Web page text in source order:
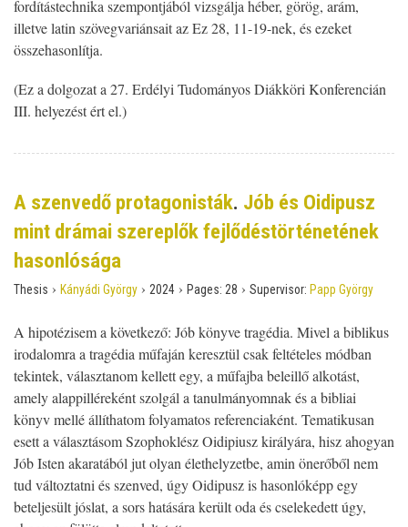
fordítástechnika szempontjából vizsgálja héber, görög, arám,
illetve latin szövegvariánsait az Ez 28, 11-19-nek, és ezeket
összehasonlítja.
(Ez a dolgozat a 27. Erdélyi Tudományos Diákköri Konferencián
III. helyezést ért el.)
A szenvedő protagonisták. Jób és Oidipusz
mint drámai szereplők fejlődéstörténetének
hasonlósága
Thesis › Kányádi György › 2024 › Pages: 28 › Supervisor: Papp György
A hipotézisem a következő: Jób könyve tragédia. Mivel a biblikus
irodalomra a tragédia műfaján keresztül csak feltételes módban
tekintek, választanom kellett egy, a műfajba beleillő alkotást,
amely alappilléreként szolgál a tanulmányomnak és a bibliai
könyv mellé állíthatom folyamatos referenciaként. Tematikusan
esett a választásom Szophoklész Oidipiusz királyára, hisz ahogyan
Jób Isten akaratából jut olyan élethelyzetbe, amin önerőből nem
tud változtatni és szenved, úgy Oidipusz is hasonlóképp egy
beteljesült jóslat, a sors hatására került oda és cselekedett úgy,